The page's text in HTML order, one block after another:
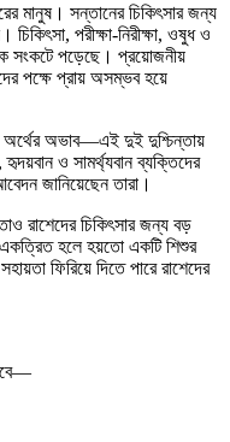
মানুষ। সন্তানের চিকিৎসার জন্য
পরীক্ষা-নিরীক্ষা, ওষুধ ও
সংকটে পড়েছে। প্রয়োজনীয়
পক্ষে প্রায় অসম্ভব হয়ে
অর্থের অভাব—এই দুই দুশ্চিন্তায়
হৃদয়বান ও সামর্থ্যবান ব্যক্তিদের
জানিয়েছেন তারা।
রাশেদের চিকিৎসার জন্য বড়
হলে হয়তো একটি শিশুর
ফিরিয়ে দিতে পারে রাশেদের